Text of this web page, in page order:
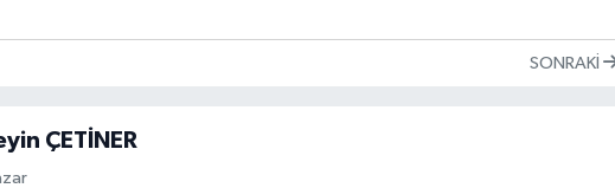
SONRAKI
ÇETİNER